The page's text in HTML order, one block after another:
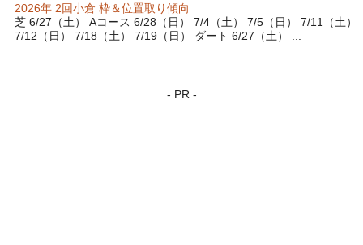
2026年 2回小倉 枠＆位置取り傾向
芝 6/27（土） Aコース 6/28（日） 7/4（土） 7/5（日） 7/11（土）
7/12（日） 7/18（土） 7/19（日） ダート 6/27（土） ...
- PR -